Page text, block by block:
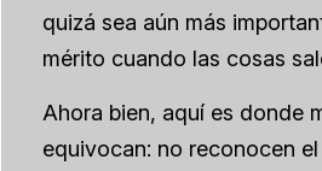
quizá sea aún más
mérito cuando las cosas
Ahora bien, aquí es donde
equivocan: no reconocen